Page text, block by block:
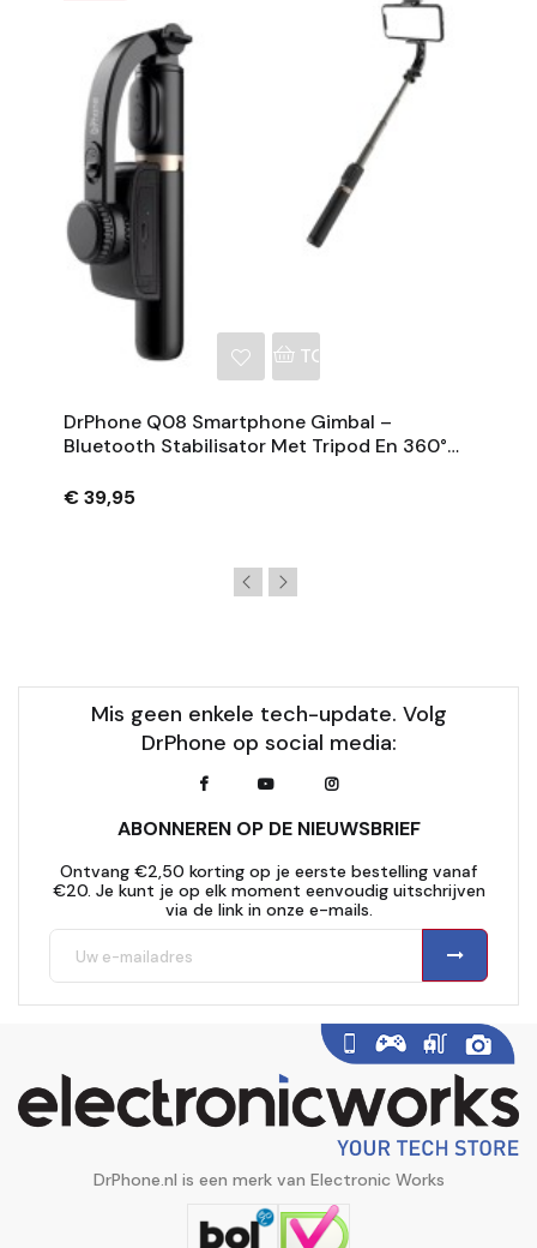
TOEVOEGEN AAN
DrPhone Q08 Smartphone Gimbal –
Bluetooth Stabilisator Met Tripod En 360°
€ 39,95
Mis geen enkele tech-update. Volg
DrPhone op social media:
ABONNEREN OP DE NIEUWSBRIEF
Ontvang €2,50 korting op je eerste bestelling vanaf
€20. Je kunt je op elk moment eenvoudig uitschrijven
via de link in onze e-mails.
DrPhone.nl is een merk van Electronic Works